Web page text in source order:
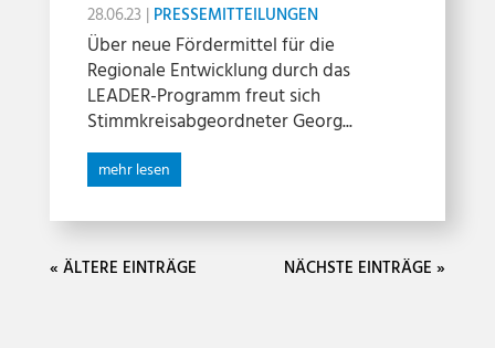
28.06.23 | PRESSEMITTEILUNGEN
Über neue Fördermittel für die
Regionale Entwicklung durch das
LEADER-Programm freut sich
Stimmkreisabgeordneter Georg...
mehr lesen
« ÄLTERE EINTRÄGE NÄCHSTE EINTRÄGE »